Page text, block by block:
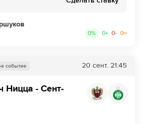
0% 0+ 0- 0=
событие 20 сент. 21:45
Ницца - Сент-